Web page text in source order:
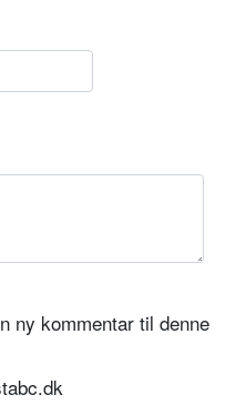
ny kommentar til denne